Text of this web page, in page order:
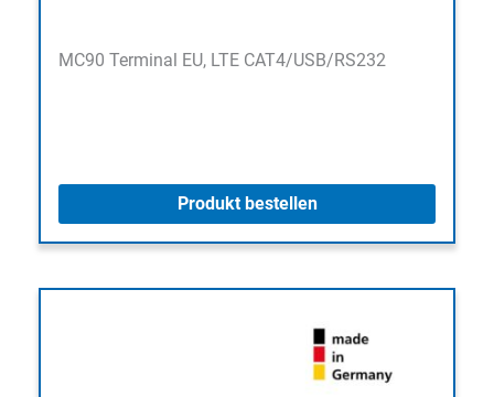
MC90 Terminal EU, LTE CAT4/USB/RS232
Produkt bestellen